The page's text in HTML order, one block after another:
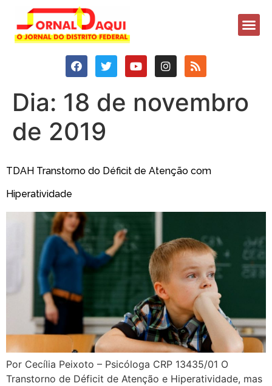
Dia: 18 de novembro
de 2019
TDAH Transtorno do Déficit de Atenção com
Hiperatividade
Por Cecília Peixoto – Psicóloga CRP 13435/01 O
Transtorno de Déficit de Atenção e Hiperatividade, mas